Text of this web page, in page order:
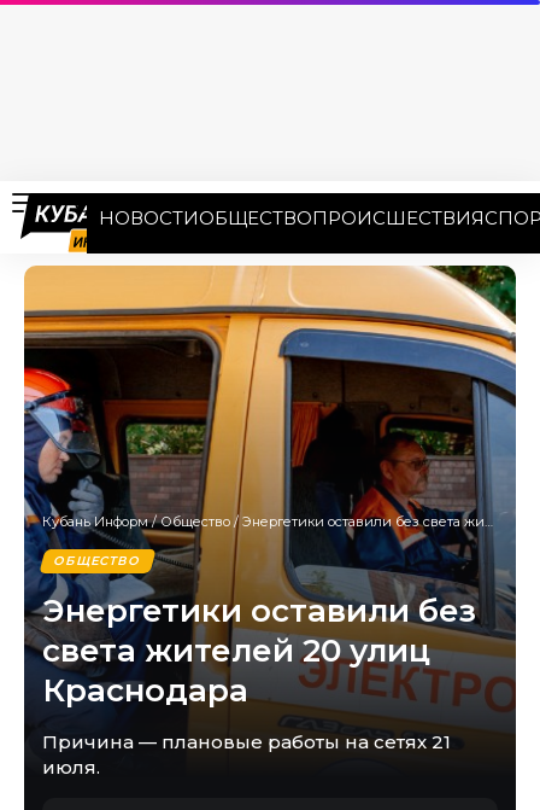
НОВОСТИОБЩЕСТВОПРОИСШЕСТВИЯ
Кубань Информ/Общество /Энергетики оставили без света жителей 20 улиц Краснодара
ОБЩЕСТВО
Энергетики оставили без
света жителей 20 улиц
Краснодара
Причина — плановые работы на сетях 21
июля.